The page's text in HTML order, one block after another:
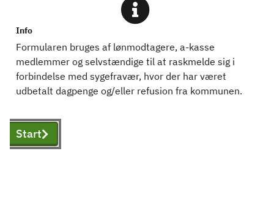
Info
Formularen bruges af lønmodtagere, a-kasse
medlemmer og selvstændige til at raskmelde sig i
forbindelse med sygefravær, hvor der har været
udbetalt dagpenge og/eller refusion fra kommunen.
Start